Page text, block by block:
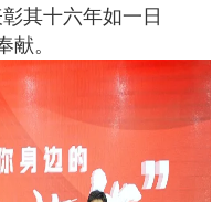
其十六年如一日
献。